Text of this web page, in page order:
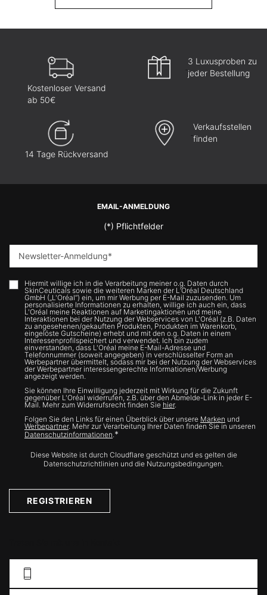
Kostenloser Versand
ab 50€
3 Luxusproben zu
jeder Bestellung
14 Tage Rückversand
Verkaufsstellen
finden
EMAIL-ANMELDUNG
(*) Pflichtfelder
Newsletter-Anmeldung*
Hiermit willige ich in die Verarbeitung meiner o.g. Daten durch
SkinCeuticals sowie die weiteren Marken der L’Oréal Deutschland
GmbH („L'Oréal“) ein, um mir Werbung per E-Mail zuzusenden. Um
personalisierte Informationen zu erhalten, willige ich auch ein, dass
L'Oréal meine Reaktionen auf Marketingaktionen und meine
Interaktionen bei der Nutzung der Webservices von L'Oréal (z.B. Daten
zu angesehenen/gekauften Produkten, Produkten im Warenkorb,
eingelöste Gutscheine) erhebt und mit den o.g. Daten in einem
Interessenprofilspeichert und verwendet. Ich bin zudem
einverstanden, dass L'Oréal meine E-Mail-Adresse und
Telefonnummer (soweit angegeben) in verschlüsselter Form an
Werbepartner übermittelt, sodass mir bei der Nutzung der Webservices
der Werbepartner interessengerechte Informationen/Werbung
angezeigt werden.
Sie können Ihre Einwilligung jederzeit mit Wirkung für die Zukunft
gegenüber L'Oréal widerrufen, z.B. über den Abmelde-Link in jeder E-
Mail. Mehr zum Widerrufsrecht finden Sie hier.
Folgen Sie den Links für einen Überblick über unsere Marken und
Werbepartner. Mehr zur Verarbeitung Ihrer Daten finden Sie in unseren
Datenschutzinformationen *
Diese Website ist durch Cloudflare geschützt und es gelten die
Datenschutzrichtlinien und die Nutzungsbedingungen.
REGISTRIEREN